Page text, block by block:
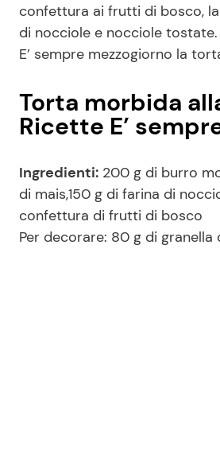
confettura ai frutti di bosco,
di nocciole e nocciole
E’ sempre mezzogiorno la
Torta morbida
Ricette E’
Ingredienti: 200 g di burro
di mais,150 g di farina di
confettura di frutti di bosco
Per decorare: 80 g di